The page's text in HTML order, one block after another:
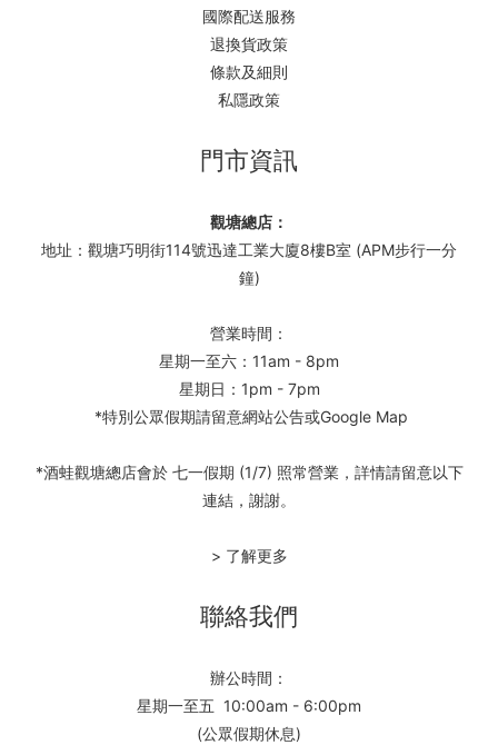
國際配送服務
退換貨政策
條款及細則
私隱政策
門市資訊
觀塘總店：
地址：觀塘巧明街114號迅達工業大廈8樓B室 (APM步行一分
鐘)
營業時間：
星期一至六：11am - 8pm
星期日：1pm - 7pm
*特別公眾假期請留意網站公告或Google Map
*酒蛙觀塘總店會於 七一假期 (1/7) 照常營業，詳情請留意以下
連結，謝謝。
> 了解更多
聯絡我們
辦公時間：
星期一至五 10:00am - 6:00pm
(公眾假期休息)